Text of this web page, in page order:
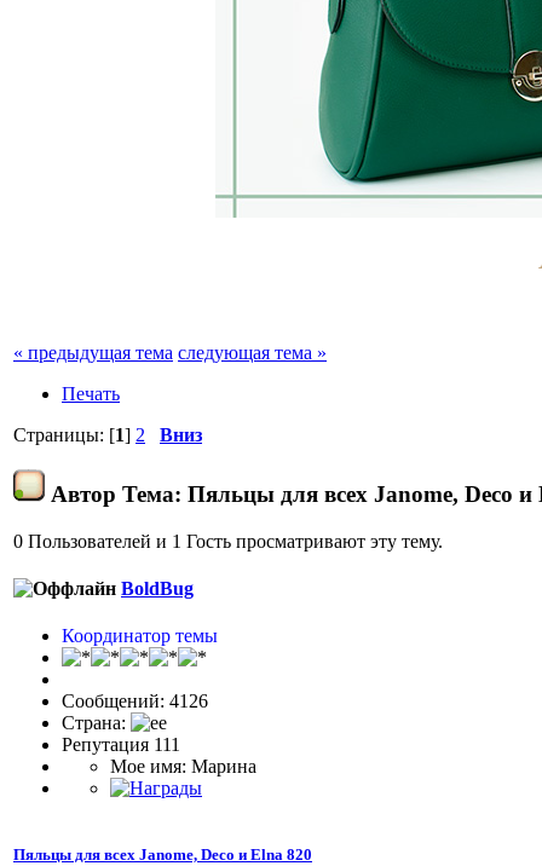
« предыдущая тема следующая тема »
Печать
Страницы: [1] 2 Вниз
Автор Тема: Пяльцы для всех Janome, Deco
0 Пользователей и 1 Гость просматривают эту тему.
BoldBug
Координатор темы
Сообщений: 4126
Страна:
Репутация 111
Мое имя: Марина
Пяльцы для всех Janome, Deco и Elna 820